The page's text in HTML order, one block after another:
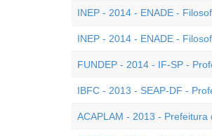
INEP - 2014 - ENADE -
INEP - 2014 - ENADE -
FUNDEP - 2014 - IF-SP -
IBFC - 2013 - SEAP-DF -
ACAPLAM - 2013 -